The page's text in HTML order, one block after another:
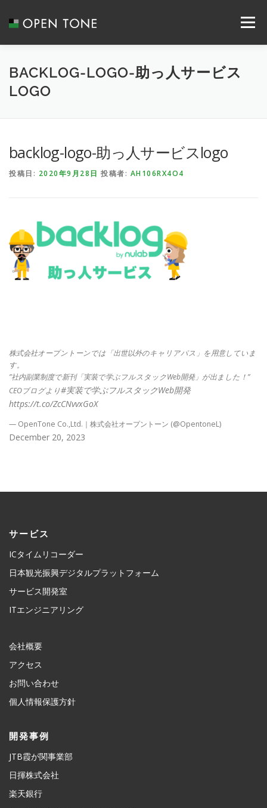
メニュー
ABOUT US SERVICE RECRUIT
COMPANY ACCESS
BACKLOG-LOGO-助っ人サービス
LOGO
backlog-logo-助っ人サービスlogo
投稿日: 2020年9月28日 投稿者: AH106RX4O4
株式会社オープントーンでは「出世以外のキャリアパス」を用意していま
す。
”社内副業制度で新刊「実装で学ぶフルスタックWeb開発」が出ました！”
CEOブログより#実装で学ぶフルスタックWeb開発
https://t.co/ZcCNvvxGoX
— OpenTone Co.,Ltd.｜株式会社オープントーン (@OpentoneL)
December 20, 2023
サービス
ICタイムリコーダー
日本観光振興デジタルプラットフォーム
サービス開発室
ITエンジニアリング
会社概要
アクセス
お問い合わせ
個人情報保護方針
開発事例
JTB霞が関事業部
日揮株式会社
楽天銀行